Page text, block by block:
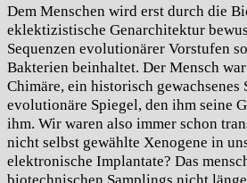
Dem Menschen wird erst durch die
eklektizistische Genarchitektur
Sequenzen evolutionärer Vorstufen
Bakterien beinhaltet. Der Mensch
Chimäre, ein historisch
evolutionäre Spiegel, den ihm seine
ihm. Wir waren also immer schon
nicht selbst gewählte Xenogene in
elektronische Implantate? Das
biotechnischen Samplings nicht